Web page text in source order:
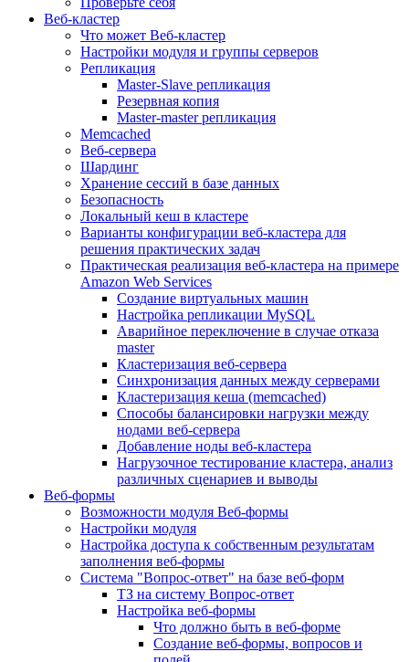
Веб-кластер
Что может Веб-кластер
Настройки модуля и группы серверов
Репликация
Master-Slave репликация
Резервная копия
Master-master репликация
Memcached
Веб-сервера
Шардинг
Хранение сессий в базе данных
Безопасность
Локальный кеш в кластере
Варианты конфигурации веб-кластера для
решения практических задач
Практическая реализация веб-кластера на примере
Amazon Web Services
Создание виртуальных машин
Настройка репликации MySQL
Аварийное переключение в случае отказа
master
Кластеризация веб-сервера
Синхронизация данных между серверами
Кластеризация кеша (memcached)
Способы балансировки нагрузки между
нодами веб-сервера
Добавление ноды веб-кластера
Нагрузочное тестирование кластера, анализ
различных сценариев и выводы
Веб-формы
Возможности модуля Веб-формы
Настройки модуля
Настройка доступа к собственным результатам
заполнения веб-формы
Система "Вопрос-ответ" на базе веб-форм
ТЗ на систему Вопрос-ответ
Настройка веб-формы
Что должно быть в веб-форме
Создание веб-формы, вопросов и